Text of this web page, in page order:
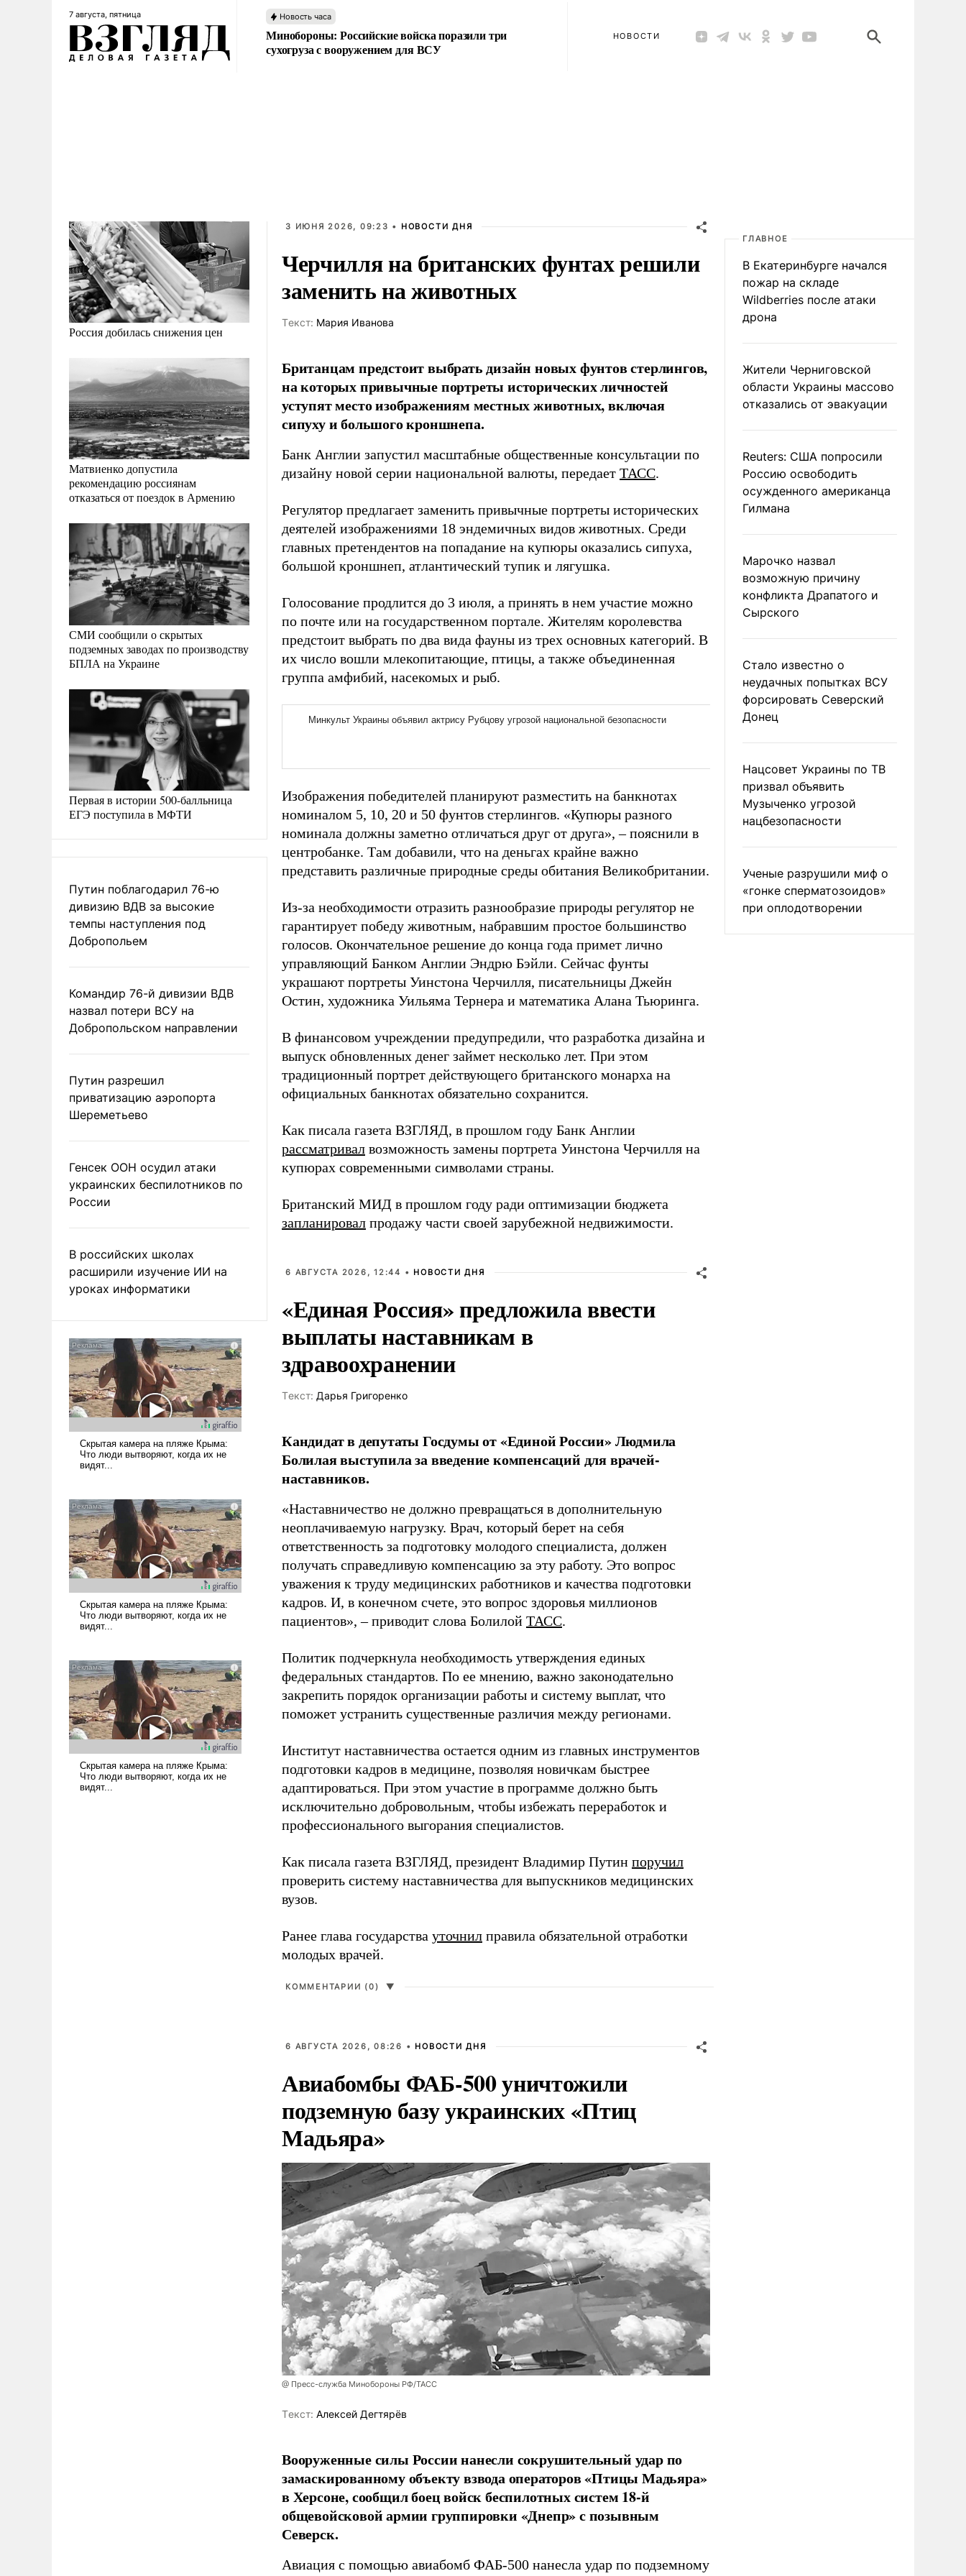
7 августа, пятница Новость часа
Минобороны: Российские войска поразили три
сухогруза с вооружением для ВСУ
НОВОСТИ
Россия добилась снижения цен
Матвиенко допустила
рекомендацию россиянам
отказаться от поездок в Армению
СМИ сообщили о скрытых
подземных заводах по производству
БПЛА на Украине
Первая в истории 500-балльница
ЕГЭ поступила в МФТИ
Путин поблагодарил 76-ю
дивизию ВДВ за высокие
темпы наступления под
Добропольем
Командир 76-й дивизии ВДВ
назвал потери ВСУ на
Добропольском направлении
Путин разрешил
приватизацию аэропорта
Шереметьево
Генсек ООН осудил атаки
украинских беспилотников по
России
В российских школах
расширили изучение ИИ на
уроках информатики
3 ИЮНЯ 2026, 09:23 • НОВОСТИ ДНЯ
Черчилля на британских фунтах решили
заменить на животных
Tекст: Мария Иванова
Британцам предстоит выбрать дизайн новых фунтов стерлингов,
на которых привычные портреты исторических личностей
уступят место изображениям местных животных, включая
сипуху и большого кроншнепа.
Банк Англии запустил масштабные общественные консультации по
дизайну новой серии национальной валюты, передает ТАСС.
Регулятор предлагает заменить привычные портреты исторических
деятелей изображениями 18 эндемичных видов животных. Среди
главных претендентов на попадание на купюры оказались сипуха,
большой кроншнеп, атлантический тупик и лягушка.
Голосование продлится до 3 июля, а принять в нем участие можно
по почте или на государственном портале. Жителям королевства
предстоит выбрать по два вида фауны из трех основных категорий. В
их число вошли млекопитающие, птицы, а также объединенная
группа амфибий, насекомых и рыб.
Изображения победителей планируют разместить на банкнотах
номиналом 5, 10, 20 и 50 фунтов стерлингов. «Купюры разного
номинала должны заметно отличаться друг от друга», – пояснили в
центробанке. Там добавили, что на деньгах крайне важно
представить различные природные среды обитания Великобритании.
Из-за необходимости отразить разнообразие природы регулятор не
гарантирует победу животным, набравшим простое большинство
голосов. Окончательное решение до конца года примет лично
управляющий Банком Англии Эндрю Бэйли. Сейчас фунты
украшают портреты Уинстона Черчилля, писательницы Джейн
Остин, художника Уильяма Тернера и математика Алана Тьюринга.
В финансовом учреждении предупредили, что разработка дизайна и
выпуск обновленных денег займет несколько лет. При этом
традиционный портрет действующего британского монарха на
официальных банкнотах обязательно сохранится.
Как писала газета ВЗГЛЯД, в прошлом году Банк Англии
рассматривал возможность замены портрета Уинстона Черчилля на
купюрах современными символами страны.
Британский МИД в прошлом году ради оптимизации бюджета
запланировал продажу части своей зарубежной недвижимости.
6 АВГУСТА 2026, 12:44 • НОВОСТИ ДНЯ
«Единая Россия» предложила ввести
выплаты наставникам в
здравоохранении
Tекст: Дарья Григоренко
Кандидат в депутаты Госдумы от «Единой России» Людмила
Болилая выступила за введение компенсаций для врачей-
наставников.
«Наставничество не должно превращаться в дополнительную
неоплачиваемую нагрузку. Врач, который берет на себя
ответственность за подготовку молодого специалиста, должен
получать справедливую компенсацию за эту работу. Это вопрос
уважения к труду медицинских работников и качества подготовки
кадров. И, в конечном счете, это вопрос здоровья миллионов
пациентов», – приводит слова Болилой ТАСС.
Политик подчеркнула необходимость утверждения единых
федеральных стандартов. По ее мнению, важно законодательно
закрепить порядок организации работы и систему выплат, что
поможет устранить существенные различия между регионами.
Институт наставничества остается одним из главных инструментов
подготовки кадров в медицине, позволяя новичкам быстрее
адаптироваться. При этом участие в программе должно быть
исключительно добровольным, чтобы избежать переработок и
профессионального выгорания специалистов.
Как писала газета ВЗГЛЯД, президент Владимир Путин поручил
проверить систему наставничества для выпускников медицинских
вузов.
Ранее глава государства уточнил правила обязательной отработки
молодых врачей.
КОММЕНТАРИИ (0) ▼
6 АВГУСТА 2026, 08:26 • НОВОСТИ ДНЯ
Авиабомбы ФАБ-500 уничтожили
подземную базу украинских «Птиц
Мадьяра»
@ Пресс-служба Минобороны РФ/ТАСС
Tекст: Алексей Дегтярёв
Вооруженные силы России нанесли сокрушительный удар по
замаскированному объекту взвода операторов «Птицы Мадьяра»
в Херсоне, сообщил боец войск беспилотных систем 18-й
общевойсковой армии группировки «Днепр» с позывным
Северск.
Авиация с помощью авиабомб ФАБ-500 нанесла удар по подземному
ГЛАВНОЕ
В Екатеринбурге начался
пожар на складе
Wildberries после атаки
дрона
Жители Черниговской
области Украины массово
отказались от эвакуации
Reuters: США попросили
Россию освободить
осужденного американца
Гилмана
Марочко назвал
возможную причину
конфликта Драпатого и
Сырского
Стало известно о
неудачных попытках ВСУ
форсировать Северский
Донец
Нацсовет Украины по ТВ
призвал объявить
Музыченко угрозой
нацбезопасности
Ученые разрушили миф о
«гонке сперматозоидов»
при оплодотворении